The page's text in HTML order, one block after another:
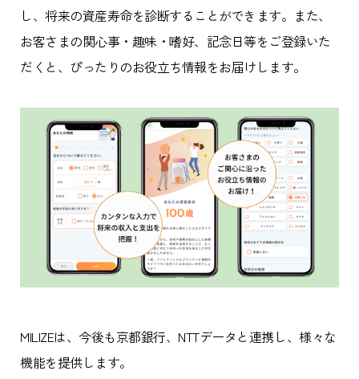
し、将来の資産寿命を診断することができます。また、
お客さまの関心事・趣味・嗜好、記念日等をご登録いた
だくと、ぴったりのお役立ち情報をお届けします。
MILIZEは、今後も京都銀行、NTTデータと連携し、様々な
機能を提供します。